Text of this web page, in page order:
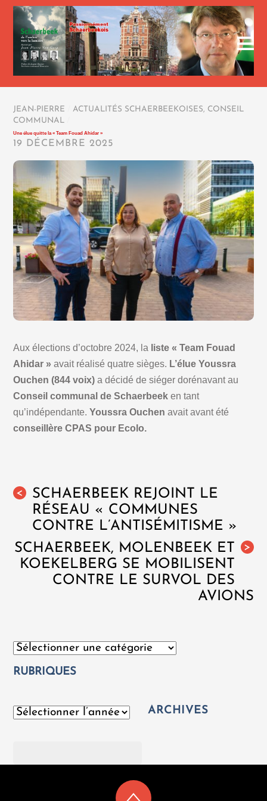
JEAN-PIERRE ACTUALITÉS SCHAERBEEKOISES, CONSEIL
COMMUNAL
Une élue quitte la « Team Fouad Ahidar »
19 DÉCEMBRE 2025
Aux élections d’octobre 2024, la liste « Team Fouad
Ahidar » avait réalisé quatre sièges. L’élue Youssra
Ouchen (844 voix) a décidé de siéger dorénavant au
Conseil communal de Schaerbeek en tant
qu’indépendante.Youssra Ouchen avait avant été
conseillère CPAS pour Ecolo.
<
SCHAERBEEK REJOINT LE
RÉSEAU « COMMUNES
CONTRE L’ANTISÉMITISME »
>
SCHAERBEEK, MOLENBEEK ET
KOEKELBERG SE MOBILISENT
CONTRE LE SURVOL DES
AVIONS
Catégories
RUBRIQUES
Archives ARCHIVES